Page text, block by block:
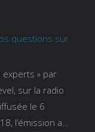
questions sur
experts » par
sur la radio
le 6
l’émission a